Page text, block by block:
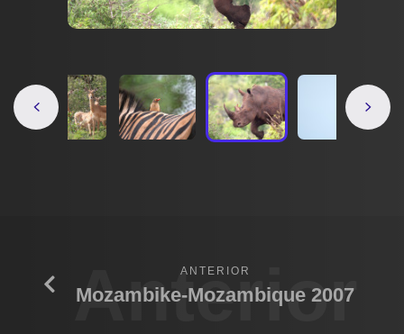
Anterior
ANTERIOR
Mozambike-Mozambique 2007